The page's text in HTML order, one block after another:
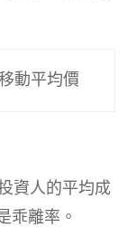
平均價
資人的平均成
乖離率。